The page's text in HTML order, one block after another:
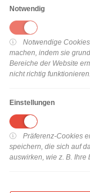
Herzlich
Sie sind der
eingeordnet wurde?
benötigen wir
möchten.
© Securepoint
Notwendig
Notwendige
machen, indem sie
Bereiche der Website
nicht richtig funktionieren.
Einstellungen
Präferenz-Cookies
speichern, die sich auf
auswirken, wie z. B. Ihre